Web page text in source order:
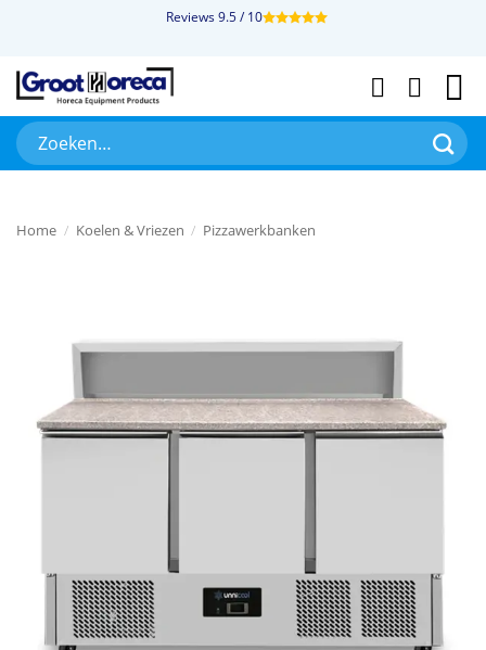
inhoud
Reviews 9.5 / 10
Zoeken
naar:
Home / Koelen & Vriezen / Pizzawerkbanken